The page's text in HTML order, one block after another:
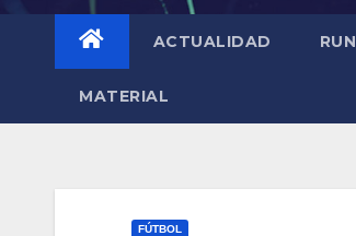
ACTUALIDAD
MATERIAL
FÚTBOL